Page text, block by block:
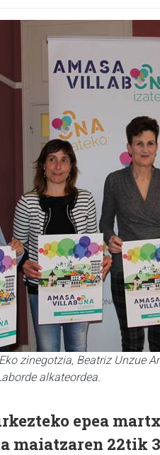
zinegotzia, Beatriz Unzue
alkateordea.
epea
maiatzaren 22tik